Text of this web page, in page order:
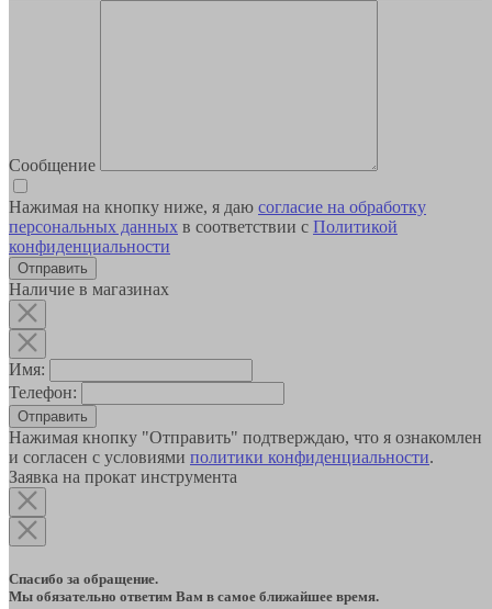
Сообщение
Нажимая на кнопку ниже, я даю согласие на обработку
персональных данных в соответствии с Политикой
конфиденциальности
Наличие в магазинах
Имя:
Телефон:
Отправить
Нажимая кнопку "Отправить" подтверждаю, что я ознакомлен
и согласен с условиями политики конфиденциальности.
Заявка на прокат инструмента
Спасибо за обращение.
Мы обязательно ответим Вам в самое ближайшее время.